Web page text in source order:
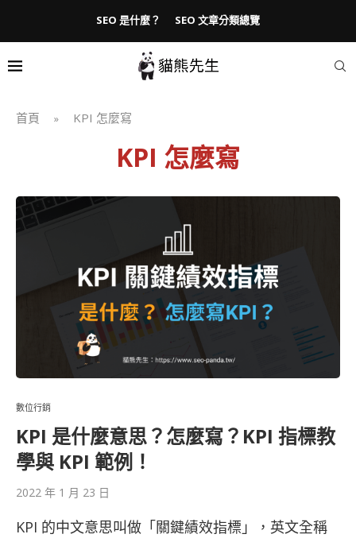
SEO 是什麼？ SEO 文章分類總覽
首頁 » KPI 怎麼寫
KPI 怎麼寫
數位行銷
KPI 是什麼意思？怎麼寫？KPI 指標教
學與 KPI 範例！
2022 年 1 月 23 日
KPI 的中文意思叫做「關鍵績效指標」，英文全稱